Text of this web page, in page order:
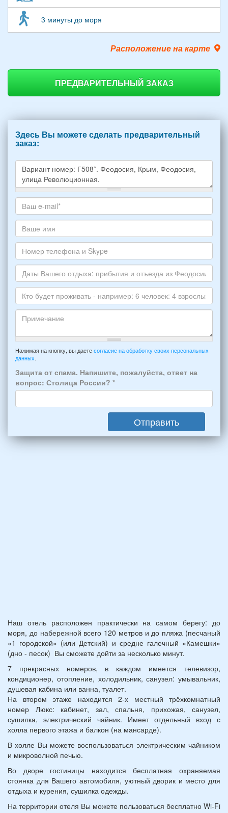
3 минуты до моря
Расположение на карте
ПРЕДВАРИТЕЛЬНЫЙ ЗАКАЗ
Здесь Вы можете сделать предварительный
заказ:
Какое
жилье
хотите
снять,
укажите
пожалуйста
НОМЕР
варианта:
*
Ваш
адрес
электронной
почты
*
Ваше
имя
Номер
телефона
и
Skype
Даты
Вашего
отдыха:
прибытия
отъезда
из
Феодосии:
*
Кто
будет
-
например:
6
человек:
4
взрослых
и
Примечание
Нажимая на кнопку, вы даете согласие на обработку своих персональных
данных
Защита от спама. Напишите, пожалуйста, ответ на
вопрос: Столица России? *
Отправить
Наш отель расположен практически на самом берегу: до
моря, до набережной всего 120 метров и до пляжа (песчаный
«1 городской» (или Детский) и средне галечный «Камешки»
(дно - песок) Вы сможете дойти за несколько минут.
7 прекрасных номеров, в каждом имеется телевизор,
кондиционер, отопление, холодильник, санузел: умывальник,
душевая кабина или ванна, туалет.
На втором этаже находится 2-х местный трёхкомнатный
номер Люкс: кабинет, зал, спальня, прихожая, санузел,
сушилка, электрический чайник. Имеет отдельный вход с
холла первого этажа и балкон (на мансарде).
В холле Вы можете воспользоваться электрическим чайником
и микроволной печью.
Во дворе гостиницы находится бесплатная охраняемая
стоянка для Вашего автомобиля, уютный дворик и место для
отдыха и курения, сушилка одежды.
На территории отеля Вы можете пользоваться бесплатно Wi-Fi